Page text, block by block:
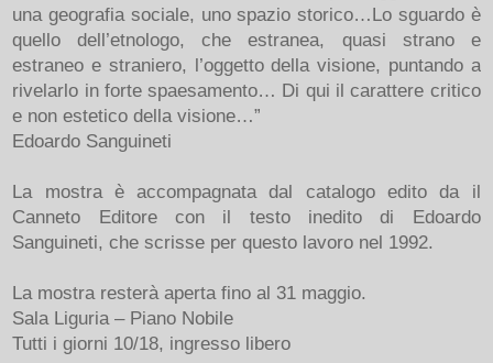
una geografia sociale, uno spazio storico…Lo sguardo è
quello dell’etnologo, che estranea, quasi strano e
estraneo e straniero, l’oggetto della visione, puntando a
rivelarlo in forte spaesamento… Di qui il carattere critico
e non estetico della visione…”
Edoardo Sanguineti
La mostra è accompagnata dal catalogo edito da il
Canneto Editore con il testo inedito di Edoardo
Sanguineti, che scrisse per questo lavoro nel 1992.
La mostra resterà aperta fino al 31 maggio.
Sala Liguria – Piano Nobile
Tutti i giorni 10/18, ingresso libero